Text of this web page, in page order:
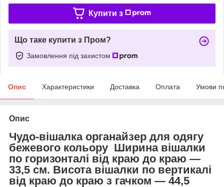
Купити з
Що таке купити з Пром?
Замовлення під захистом
Опис Характеристики Доставка Оплата Умови
Опис
Чудо-вішалка органайзер для одягу
бежевого кольору Ширина вішалки
по горизонталі від краю до краю —
33,5 см. Висота вішалки по вертикалі
від краю до краю з гачком — 44,5